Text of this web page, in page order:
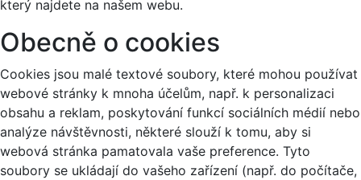
který najdete na našem webu.
Obecně o cookies
Cookies jsou malé textové soubory, které mohou používat
webové stránky k mnoha účelům, např. k personalizaci
obsahu a reklam, poskytování funkcí sociálních médií nebo
analýze návštěvnosti, některé slouží k tomu, aby si
webová stránka pamatovala vaše preference. Tyto
soubory se ukládají do vašeho zařízení (např. do počítače,